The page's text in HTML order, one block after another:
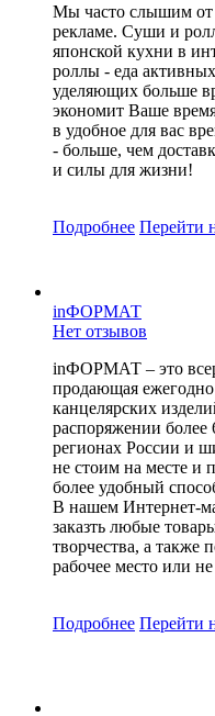
Мы часто слышим от
рекламе. Суши и
японской кухни в
роллы - еда
уделяющих больше
экономит Ваше
в удобное для вас
- больше, чем
и силы для жизни!
Подробнее Перейти
inФОРМАТ
Нет отзывов
inФОРМАТ – это
продающая
канцелярских
распоряжении более
регионах России и
не стоим на месте и
более удобный
В нашем Интернет-
заказть любые
творчества, а также
рабочее место или
Подробнее Перейти